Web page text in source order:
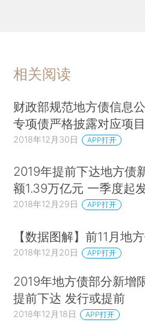
相关阅读
财政部规范地方债信息
专项债严格披露对应项
2018年12月30日 APP打开
2019年提前下达地方债
额1.39万亿元 一季度起
2018年12月29日 APP打开
【数据图解】前11月地
2018年12月20日 APP打开
2019年地方债部分新增
提前下达 发行或提前
2018年12月18日 APP打开